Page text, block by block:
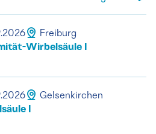
Freiburg
Wirbelsäule I
Gelsenkirchen
I